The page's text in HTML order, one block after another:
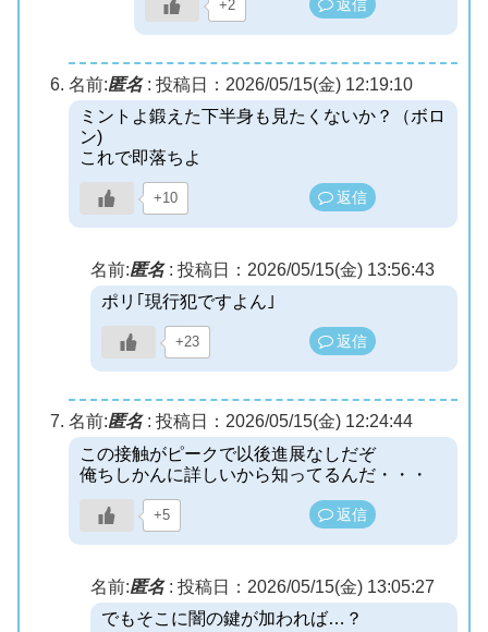
+2 返信
名前:匿名: 投稿日：2026/05/15(金) 12:19:10
ミントよ鍛えた下半身も見たくないか？（ボロ
ン)
これで即落ちよ
+10 返信
名前:匿名: 投稿日：2026/05/15(金) 13:56:43
ポリ｢現行犯ですよん｣
+23 返信
名前:匿名: 投稿日：2026/05/15(金) 12:24:44
この接触がピークで以後進展なしだぞ
俺ちしかんに詳しいから知ってるんだ・・・
+5 返信
名前:匿名: 投稿日：2026/05/15(金) 13:05:27
でもそこに闇の鍵が加われば…？